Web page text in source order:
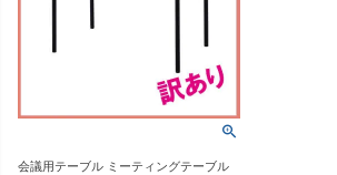
会議用テーブル ミーティングテーブル